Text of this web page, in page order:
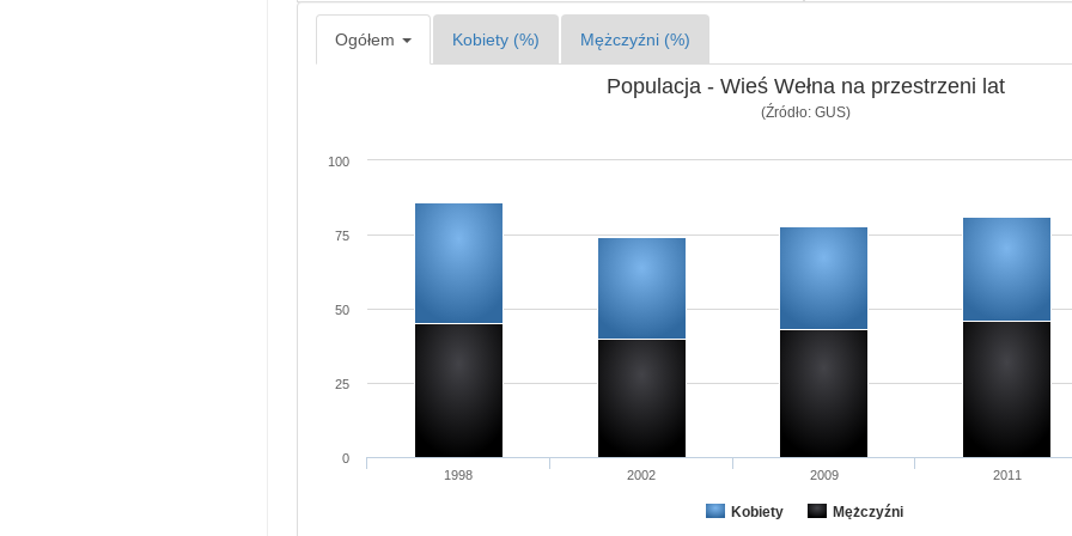
Ogółem Kobiety (%) Mężczyźni (%)
Populacja - Wieś Wełna na przestrzeni lat
(Źródło: GUS)
Kobiety Mężczyźni
1998 2002 2009 2011
0
25
50
75
100